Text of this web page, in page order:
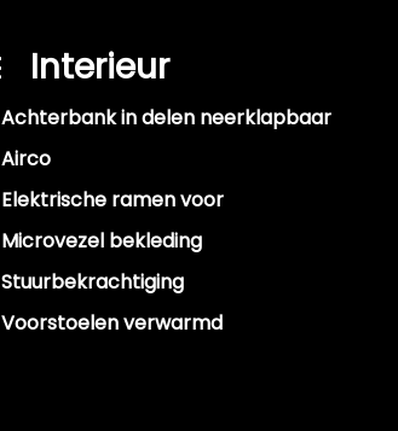
Interieur
Achterbank in delen neerklapbaar
Airco
Elektrische ramen voor
Microvezel bekleding
Stuurbekrachtiging
Voorstoelen verwarmd